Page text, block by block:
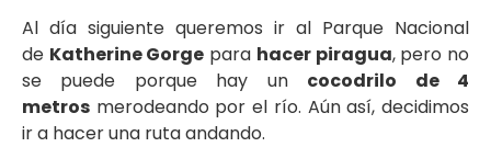
Al día siguiente queremos ir al Parque Nacional
de Katherine Gorge para hacer piragua, pero no
se puede porque hay un cocodrilo de 4
metros merodeando por el río. Aún así, decidimos
ir a hacer una ruta andando.